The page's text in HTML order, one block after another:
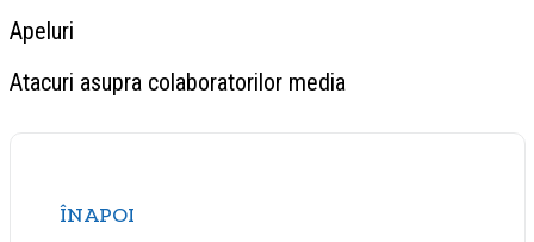
Apeluri
Atacuri asupra colaboratorilor media
ÎNAPOI